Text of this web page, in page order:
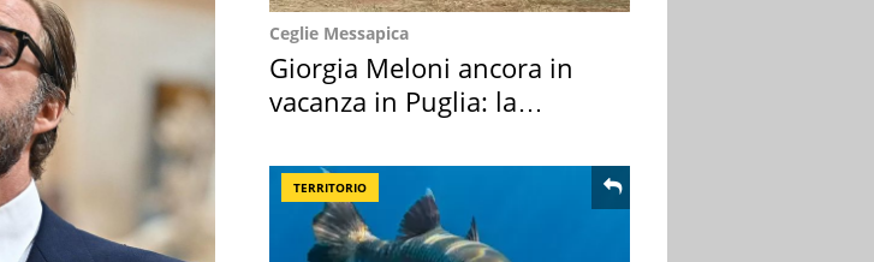
Ceglie Messapica
Giorgia Meloni ancora in
vacanza in Puglia: la
TERRITORIO